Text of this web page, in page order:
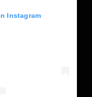
Instagram